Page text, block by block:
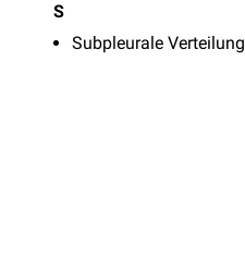
S
Subpleurale Verteilung